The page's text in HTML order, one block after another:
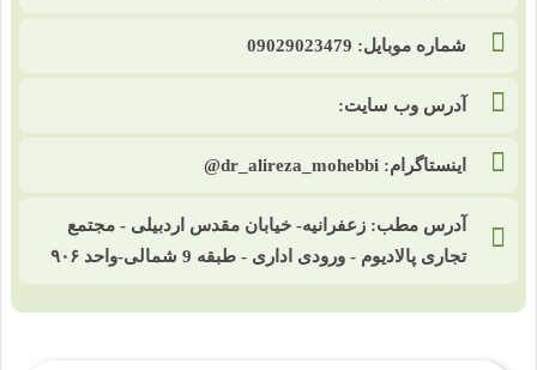
شماره موبایل: 09029023479
آدرس وب سایت:
اینستاگرام: dr_alireza_mohebbi@
آدرس مطب: زعفرانیه- خیابان مقدس اردبیلی - مجتمع
تجاری پالادیوم - ورودی اداری - طبقه 9 شمالی-واحد ۹۰۶